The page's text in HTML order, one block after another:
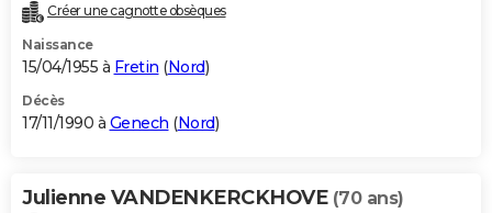
Créer une cagnotte obsèques
Naissance
15/04/1955 à Fretin (Nord)
Décès
17/11/1990 à Genech (Nord)
Julienne VANDENKERCKHOVE (70 ans)